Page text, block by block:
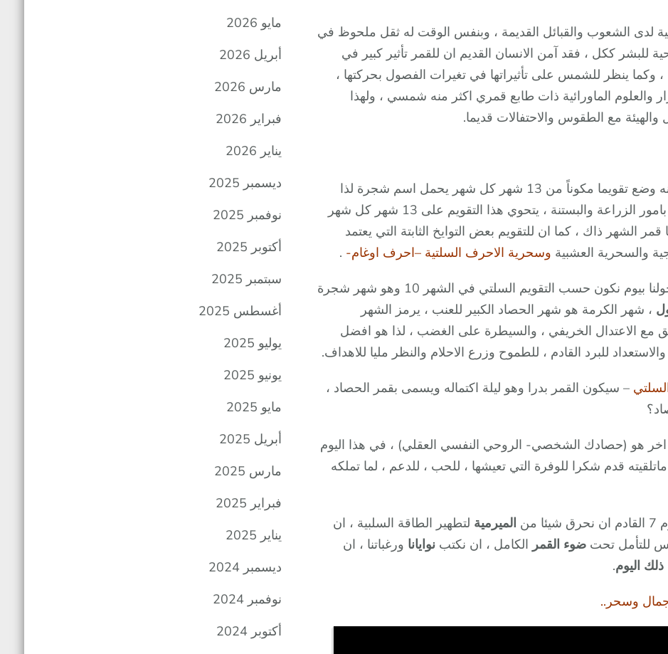
لدى الشعوب والقبائل القديمة ، وبنفس الوقت له ثقل ملحوظ في
للبشر ككل ، فقد آمن الانسان القديم ان للقمر تأثير كبير في
، وكما ينظر للشمس على تأثيراتها في تغيرات الفصول بحركتها ،
والعلوم الماورائية ذات طابع قمري اكثر منه شمسي ، ولهذا
مع الطقوس والاحتفالات قديما.
ساخذ هنا التقسيم السلتي ورؤيته للقمر حيث انه وضع تقويما مكوناً من 13 شهر كل شهر يحمل اسم شجرة لذا
يسمونه تقويم الأشجار ، ويرجع ذلك لاهتمامهم بامور الزراعة والبستنة ، يتحوي هذا التقويم على 13 شهر كل شهر
ذاك ، كما ان للتقويم بعض التوايخ الثابتة التي يعتمد
والسحرية العشبية وسحرية الاحرف السلتية –احرف اوغام- .
ندخل شهر ايلول -سبتمبر- الجميل وبعد دخولنا بيوم نكون حسب التقويم السلتي في الشهر 10 وهو شهر شجرة
، شهر الكرمة هو شهر الحصاد الكبير للعنب ، يرمز الشهر
مع الاعتدال الخريفي ، والسيطرة على الغضب ، لذا هو افضل
للبرد القادم ، للطموح وزرع الاحلام والنظر مليا للاهداف.
– سيكون القمر بدرا وهو ليلة اكتماله ويسمى بقمر الحصاد ،
اخر هو (حصادك الشخصي- الروحي النفسي العقلي) ، في هذا اليوم
قدم شكرا للوفرة التي تعيشها ، للحب ، للدعم ، لما تملكه
الميرمية لتطهير الطاقة السلبية ، ان
للتأمل تحت ضوء القمر الكامل ، ان نكتب نوايانا ورغباتنا ، ان
اليوم.
وسحر..
مايو 2026
أبريل 2026
مارس 2026
فبراير 2026
يناير 2026
ديسمبر 2025
نوفمبر 2025
أكتوبر 2025
سبتمبر 2025
أغسطس 2025
يوليو 2025
يونيو 2025
مايو 2025
أبريل 2025
مارس 2025
فبراير 2025
يناير 2025
ديسمبر 2024
نوفمبر 2024
أكتوبر 2024